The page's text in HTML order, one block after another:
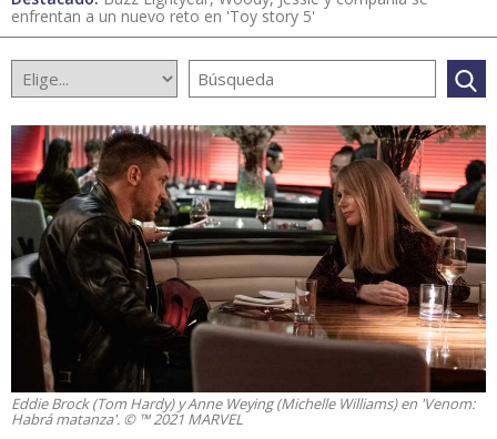
enfrentan a un nuevo reto en 'Toy story 5'
Eddie Brock (Tom Hardy) y Anne Weying (Michelle Williams) en 'Venom:
Habrá matanza'. © ™ 2021 MARVEL